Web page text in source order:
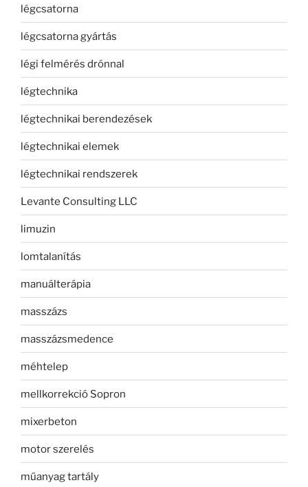
légcsatorna
légcsatorna gyártás
légi felmérés drónnal
légtechnika
légtechnikai berendezések
légtechnikai elemek
légtechnikai rendszerek
Levante Consulting LLC
limuzin
lomtalanítás
manuálterápia
masszázs
masszázsmedence
méhtelep
mellkorrekció Sopron
mixerbeton
motor szerelés
műanyag tartály